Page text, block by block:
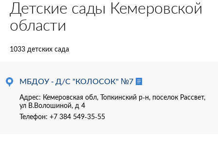
Детские сады Кемеровской
области
1033 детских сада
МБДОУ - Д/С "КОЛОСОК" №7
Адрес: Кемеровская обл, Топкинский р-н, поселок Рассвет,
ул В.Волошиной, д 4
Телефон: +7 384 549-35-55